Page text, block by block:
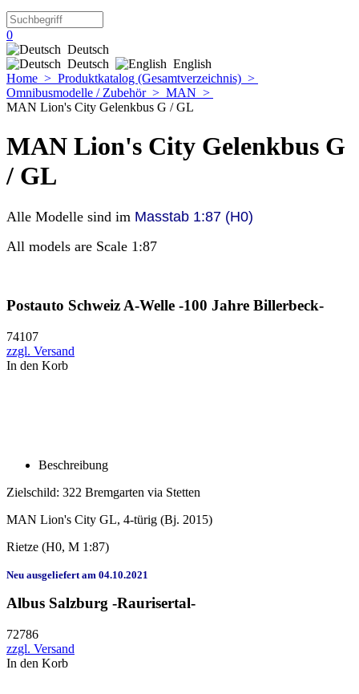
0
Deutsch
Deutsch
English
Home > Produktkatalog (Gesamtverzeichnis) >
Omnibusmodelle / Zubehör> MAN >
MAN Lion's City Gelenkbus G / GL
MAN Lion's City Gelenkbus G
/ GL
Alle Modelle sind im Masstab 1:87 (H0)
All models are Scale 1:87
Postauto Schweiz A-Welle -100 Jahre Billerbeck-
74107
zzgl. Versand
In den Korb
Beschreibung
Zielschild: 322 Bremgarten via Stetten
MAN Lion's City GL, 4-türig (Bj. 2015)
Rietze (H0, M 1:87)
Neu ausgeliefert am 04.10.2021
Albus Salzburg -Raurisertal-
72786
zzgl. Versand
In den Korb